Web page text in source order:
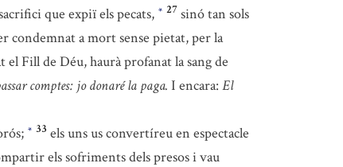
que expiï els pecats, * 27 sinó tan sols
condemnat a mort sense pietat, per la
Fill de Déu, haurà profanat la sang de
comptes: jo donaré la paga. I encara: El
* 33 els uns us convertíreu en espectacle
els sofriments dels presos i vau